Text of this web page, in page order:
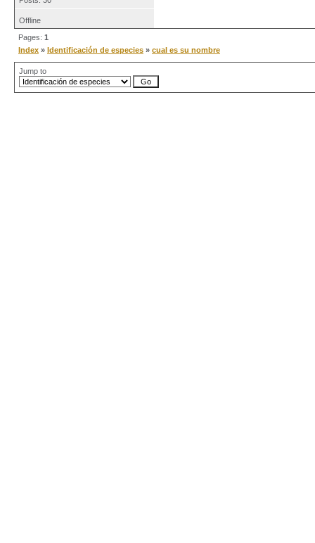
Offline
Pages: 1
Index » Identificación de especies » cual es su nombre
Jump to